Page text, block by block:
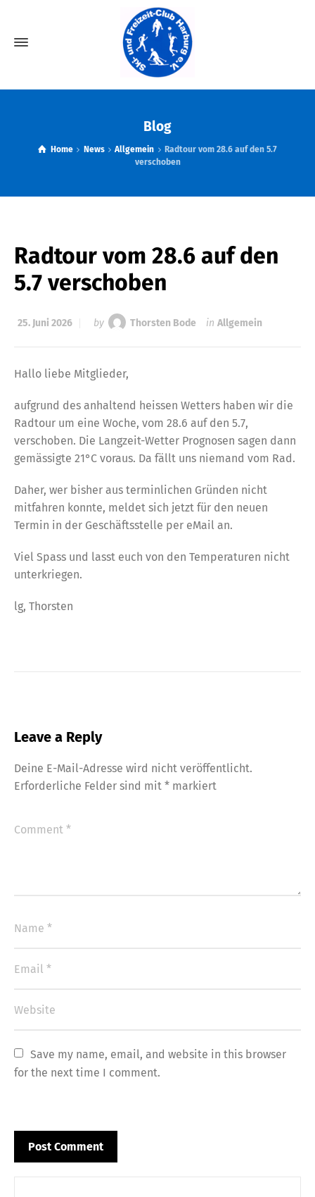
Blog
Home News Allgemein
Radtour vom 28.6 auf den 5.7
verschoben
Radtour vom 28.6 auf den
5.7 verschoben
25. Juni 2026 by Thorsten Bode in Allgemein
Hallo liebe Mitglieder,
aufgrund des anhaltend heissen Wetters haben wir die
Radtour um eine Woche, vom 28.6 auf den 5.7,
verschoben. Die Langzeit-Wetter Prognosen sagen dann
gemässigte 21°C voraus. Da fällt uns niemand vom Rad.
Daher, wer bisher aus terminlichen Gründen nicht
mitfahren konnte, meldet sich jetzt für den neuen
Termin in der Geschäftsstelle per eMail an.
Viel Spass und lasst euch von den Temperaturen nicht
unterkriegen.
lg, Thorsten
Leave a Reply
Deine E-Mail-Adresse wird nicht veröffentlicht.
Erforderliche Felder sind mit * markiert
Save my name, email, and website in this browser
for the next time I comment.